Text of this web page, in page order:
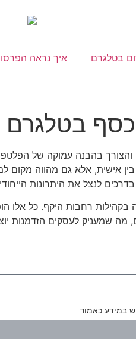
בטלגרם איך נראה
כסף בטלגרם
והצורך בהבנה עמוקה של
אישית, אלא גם מהווה מקום
לנצל את היתרונות
רחבות היקף. כל אלו
שמעניק לעסקים הזדמנות
במידע כאמור